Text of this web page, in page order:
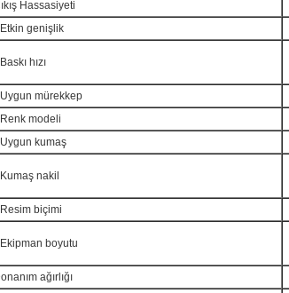
Hassasiyeti
Etkin genişlik
Baskı hızı
Uygun mürekkep
Renk modeli
Uygun kumaş
Kumaş nakil
Resim biçimi
Ekipman boyutu
ağırlığı